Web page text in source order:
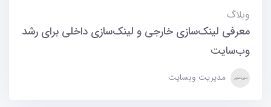
وبلاگ
معرفی لینک‌سازی خارجی و لینک‌سازی داخلی برای رشد
وب‌سایت
مدیریت وبسایت